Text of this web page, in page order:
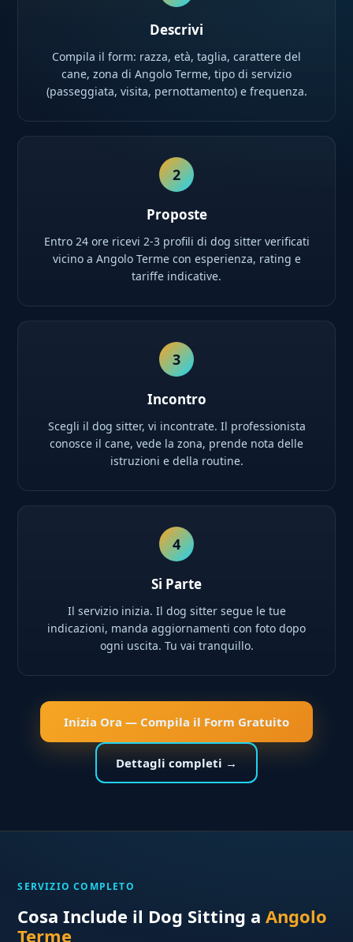
Descrivi
Compila il form: razza, età, taglia, carattere del
cane, zona di Angolo Terme, tipo di servizio
(passeggiata, visita, pernottamento) e frequenza.
2
Proposte
Entro 24 ore ricevi 2-3 profili di dog sitter verificati
vicino a Angolo Terme con esperienza, rating e
tariffe indicative.
3
Incontro
Scegli il dog sitter, vi incontrate. Il professionista
conosce il cane, vede la zona, prende nota delle
istruzioni e della routine.
4
Si Parte
Il servizio inizia. Il dog sitter segue le tue
indicazioni, manda aggiornamenti con foto dopo
ogni uscita. Tu vai tranquillo.
Inizia Ora — Compila il Form Gratuito
Dettagli completi →
SERVIZIO COMPLETO
Cosa Include il Dog Sitting aAngolo
Terme